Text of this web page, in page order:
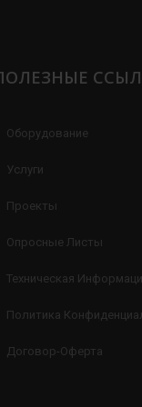
Оборудование
Услуги
Проекты
Опросные Листы
Техническая
Политика
Договор-Оферта